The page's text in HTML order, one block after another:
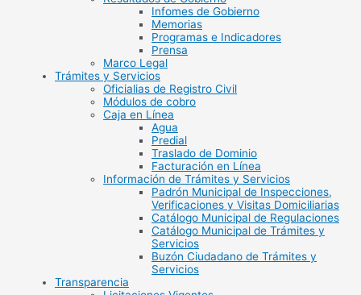
Infomes de Gobierno
Memorias
Programas e Indicadores
Prensa
Marco Legal
Trámites y Servicios
Oficialias de Registro Civil
Módulos de cobro
Caja en Línea
Agua
Predial
Traslado de Dominio
Facturación en Línea
Información de Trámites y Servicios
Padrón Municipal de Inspecciones,
Verificaciones y Visitas Domiciliarias
Catálogo Municipal de Regulaciones
Catálogo Municipal de Trámites y
Servicios
Buzón Ciudadano de Trámites y
Servicios
Transparencia